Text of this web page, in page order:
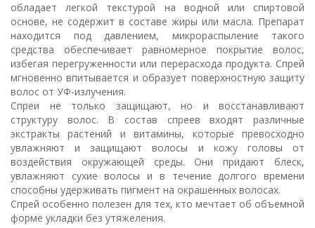
обладает легкой текстурой на водной или спиртовой
основе, не содержит в составе жиры или масла. Препарат
находится под давлением, микрораспыление такого
средства обеспечивает равномерное покрытие волос,
избегая перегруженности или перерасхода продукта. Спрей
мгновенно впитывается и образует поверхностную защиту
волос от УФ-излучения.
Спреи не только защищают, но и восстанавливают
структуру волос. В состав спреев входят различные
экстракты растений и витамины, которые превосходно
увлажняют и защищают волосы и кожу головы от
воздействия окружающей среды. Они придают блеск,
увлажняют сухие волосы и в течение долгого времени
способны удерживать пигмент на окрашенных волосах.
Спрей особенно полезен для тех, кто мечтает об объемной
форме укладки без утяжеления.